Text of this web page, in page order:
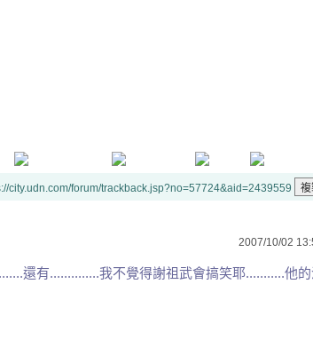
city.udn.com/forum/trackback.jsp?no=57724&aid=2439559
2007/10/02
還有..............我不覺得謝祖武會搞笑耶...........他